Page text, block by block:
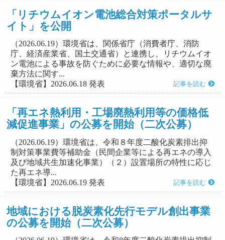
「リチウムイオン電池総合対策ポータルサ
イト」を公開
（2026.06.19）環境省は、関係省庁（消費者庁、消防
庁、経済産業省、国土交通省）と連携し、リチウムイオ
ン電池による事故を防ぐために必要な情報や、適切な廃
棄方法に関す...
【環境省】2026.06.18 発表
記事を読む
「再エネ熱利用・工場廃熱利用等の価格低
減促進事業」の公募を開始（二次公募）
（2026.06.19）環境省は、令和８年度二酸化炭素排出抑
制対策事業費等補助金（民間企業等による再エネの導入
及び地域共生加速化事業）（２）設置場所の特性に応じ
た再エネ導...
【環境省】2026.06.19 発表
記事を読む
地域における脱炭素化先行モデル創出事業
の公募を開始（二次公募）